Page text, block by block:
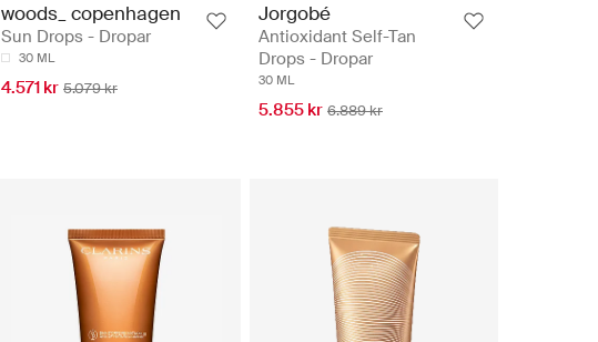
woods_ copenhagen
Sun Drops - Dropar
30 ML
4.571 kr 5.079 kr
Jorgobé
Antioxidant Self-Tan
Drops - Dropar
30 ML
5.855 kr 6.889 kr